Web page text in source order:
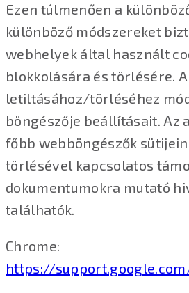
Ezen túlmenően a
különböző módszereket
webhelyek által használt
blokkolására és törlésére.
letiltásához/törléséhez
böngészője beállításait. Az
főbb webböngészők
törlésével kapcsolatos
dokumentumokra mutató
találhatók.
Chrome:
https://